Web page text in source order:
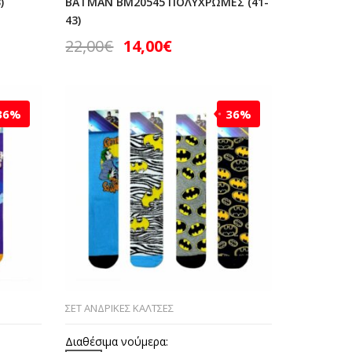
43)
22,00€ 14,00€
36%
ΣΕΤ ΑΝΔΡΙΚΕΣ ΚΑΛΤΣΕΣ
Διαθέσιμα νούμερα: